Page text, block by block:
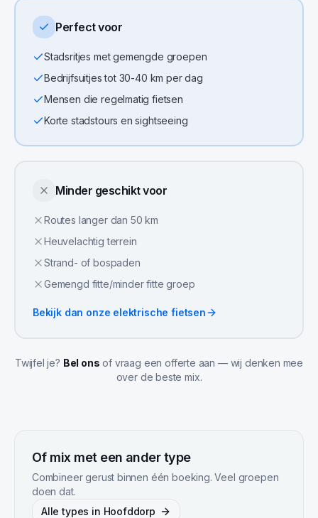
Perfect voor
Stadsritjes met gemengde groepen
Bedrijfsuitjes tot 30-40 km per dag
Mensen die regelmatig fietsen
Korte stadstours en sightseeing
Minder geschikt voor
Routes langer dan 50 km
Heuvelachtig terrein
Strand- of bospaden
Gemengd fitte/minder fitte groep
Bekijk dan onze elektrische fietsen
Twijfel je? Bel ons of vraag een offerte aan — wij denken mee
over de beste mix.
Of mix met een ander type
Combineer gerust binnen één boeking. Veel groepen
doen dat.
Alle types in Hoofddorp